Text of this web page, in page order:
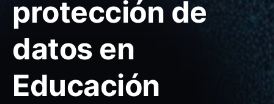
protección de
datos en
Educación